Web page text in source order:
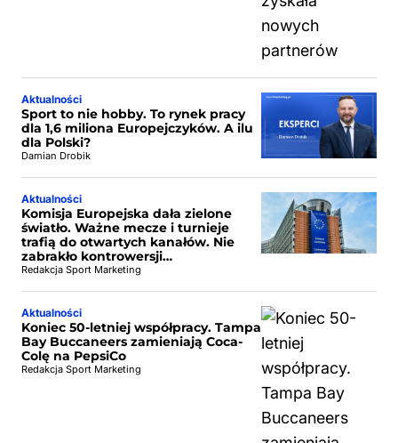
Aktualności
Sport to nie hobby. To rynek pracy
dla 1,6 miliona Europejczyków. A ilu
dla Polski?
Damian Drobik
Aktualności
Komisja Europejska dała zielone
światło. Ważne mecze i turnieje
trafią do otwartych kanałów. Nie
zabrakło kontrowersji…
Redakcja Sport Marketing
Aktualności
Koniec 50-letniej współpracy. Tampa
Bay Buccaneers zamieniają Coca-
Colę na PepsiCo
Redakcja Sport Marketing